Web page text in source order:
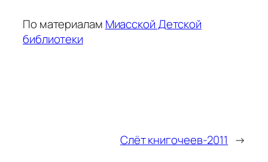
По материалам Миасской Детской
библиотеки
Слёт книгочеев-2011 →